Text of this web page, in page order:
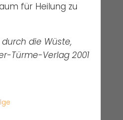
für Heilung zu
die Wüste,
Türme-Verlag 2001